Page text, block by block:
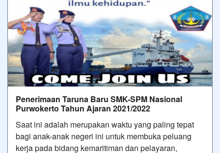
Penerimaan Taruna Baru SMK-SPM Nasional
Purwokerto Tahun Ajaran 2021/2022
Saat ini adalah merupakan waktu yang paling tepat
bagi anak-anak negeri ini untuk membuka peluang
kerja pada bidang kemaritiman dan pelayaran,